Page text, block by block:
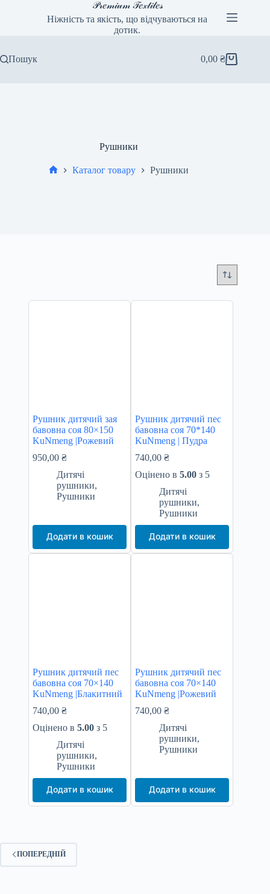
𝒫𝓇𝑒𝓂𝒾𝓊𝓂 𝒯𝑒𝓍𝓉𝒾𝓁𝑒𝓈
Ніжність та якість, що відчуваються на
дотик.
Пошук Кошик
0,00₴
Рушники
Каталог товару Рушники
Рушник дитячий зая
бавовна соя 80×150
KuNmeng |Рожевий
950,00₴
Дитячі
рушники,
Рушники
Додати в кошик
Рушник дитячий пес
бавовна соя 70*140
KuNmeng | Пудра
740,00₴
Оцінено в5.00 з 5
Дитячі
рушники,
Рушники
Додати в кошик
Рушник дитячий пес
бавовна соя 70×140
KuNmeng |Блакитний
740,00₴
Оцінено в5.00 з 5
Дитячі
рушники,
Рушники
Додати в кошик
Рушник дитячий пес
бавовна соя 70×140
KuNmeng |Рожевий
740,00₴
Дитячі
рушники,
Рушники
Додати в кошик
ПОПЕРЕДНІЙ